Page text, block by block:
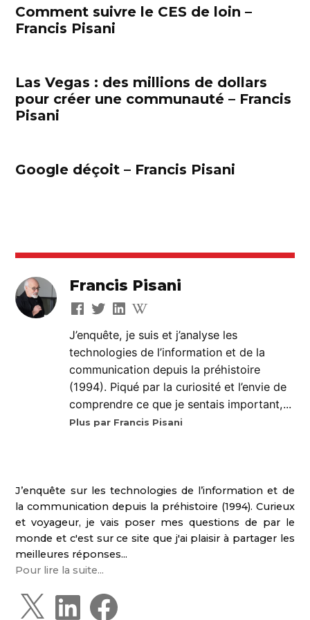
Comment suivre le CES de loin –
Francis Pisani
Las Vegas : des millions de dollars
pour créer une communauté – Francis
Pisani
Google déçoit – Francis Pisani
Francis Pisani
J’enquête, je suis et j’analyse les
technologies de l’information et de la
communication depuis la préhistoire
(1994). Piqué par la curiosité et l’envie de
comprendre ce que je sentais important,...
Plus par Francis Pisani
J’enquête sur les technologies de l’information et de
la communication depuis la préhistoire (1994). Curieux
et voyageur, je vais poser mes questions de par le
monde et c'est sur ce site que j'ai plaisir à partager les
meilleures réponses...
Pour lire la suite...
X
L
a
c